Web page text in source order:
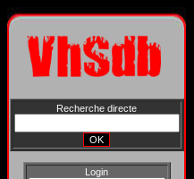
Recherche directe
Login